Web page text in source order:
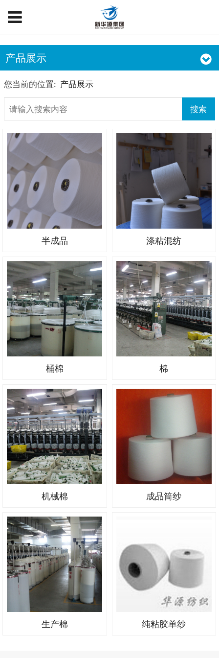
产品展示
您当前的位置: 产品展示
搜索
半成品 涤粘混纺
桶棉 棉
机械棉 成品筒纱
生产棉 纯粘胶单纱